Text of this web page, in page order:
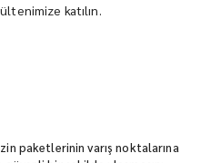
katılın.
paketlerinin varış noktalarına